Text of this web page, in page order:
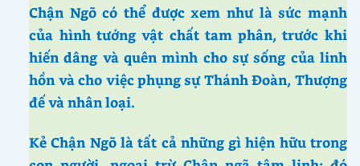
Chận Ngõ có thể được xem như là sức mạnh
của hình tướng vật chất tam phân, trước khi
hiến dâng và quên mình cho sự sống của linh
hồn và cho việc phụng sự Thánh Đoàn, Thượng
đế và nhân loại.
Kẻ Chận Ngõ là tất cả những gì hiện hữu trong